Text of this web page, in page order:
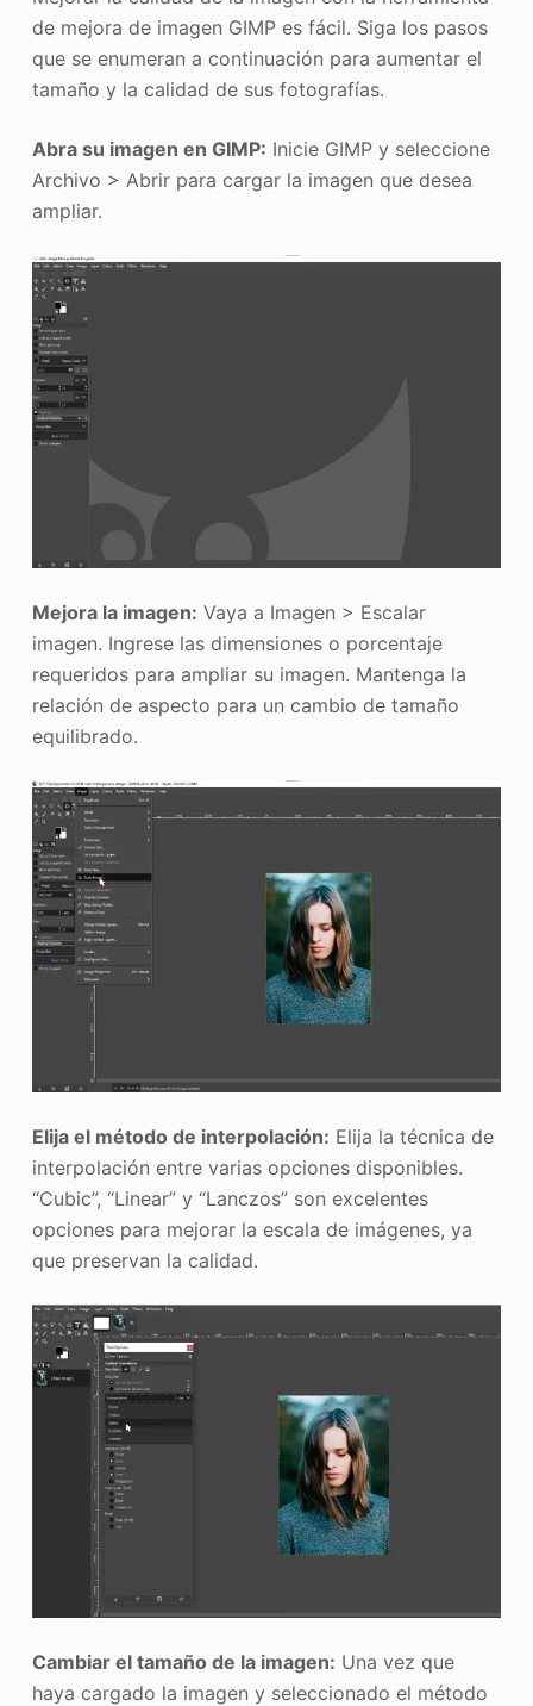
de mejora de imagen GIMP es fácil. Siga los pasos
que se enumeran a continuación para aumentar el
tamaño y la calidad de sus fotografías.
Abra su imagen en GIMP: Inicie GIMP y seleccione
Archivo > Abrir para cargar la imagen que desea
ampliar.
Mejora la imagen: Vaya a Imagen > Escalar
imagen. Ingrese las dimensiones o porcentaje
requeridos para ampliar su imagen. Mantenga la
relación de aspecto para un cambio de tamaño
equilibrado.
Elija el método de interpolación: Elija la técnica de
interpolación entre varias opciones disponibles.
“Cubic”, “Linear” y “Lanczos” son excelentes
opciones para mejorar la escala de imágenes, ya
que preservan la calidad.
Cambiar el tamaño de la imagen: Una vez que
haya cargado la imagen y seleccionado el método